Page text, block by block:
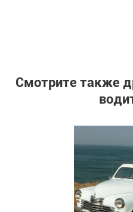
Смотрите также